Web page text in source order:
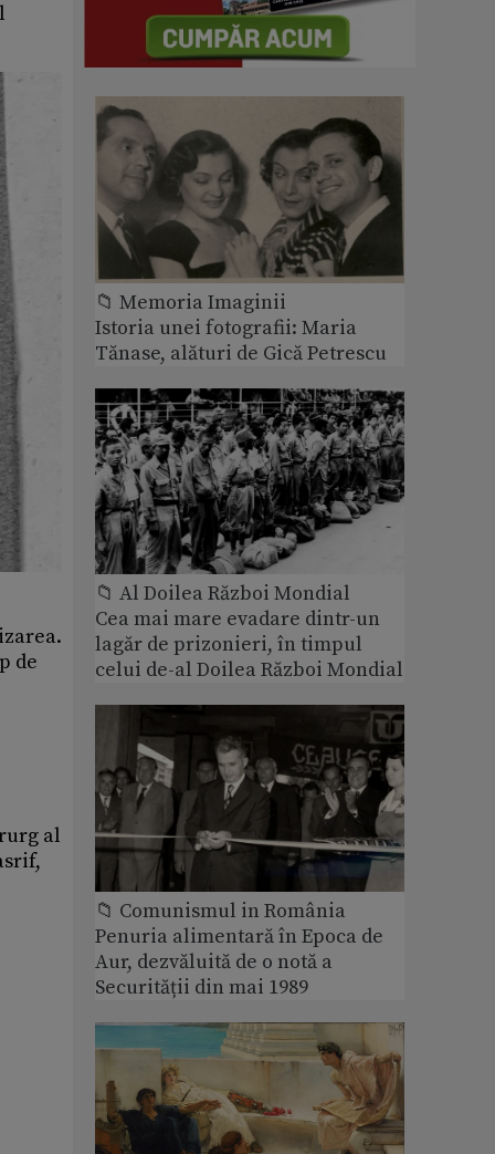
de
al
📁 Memoria Imaginii
Istoria unei fotografii: Maria
Tănase, alături de Gică Petrescu
📁 Al Doilea Război Mondial
Cea mai mare evadare dintr-un
lagăr de prizonieri, în timpul
celui de-al Doilea Război Mondial
📁 Comunismul in România
Penuria alimentară în Epoca de
Aur, dezvăluită de o notă a
Securității din mai 1989